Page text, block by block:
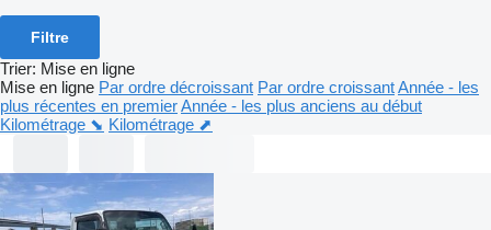
Filtre
Trier: Mise en ligne
Mise en ligne Par ordre décroissant Par ordre croissantAnnée - les
plus récentes en premierAnnée - les plus anciens au début
Kilométrage ⬊ Kilométrage ⬈